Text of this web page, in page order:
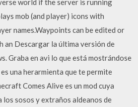
world if the server is running
mob (and player) icons with
names.Waypoints can be edited or
an Descargar la última versión de
Graba en avi lo que está mostrándose
una herarmienta que te permite
Comes Alive es un mod cuya
sosos y extraños aldeanos de